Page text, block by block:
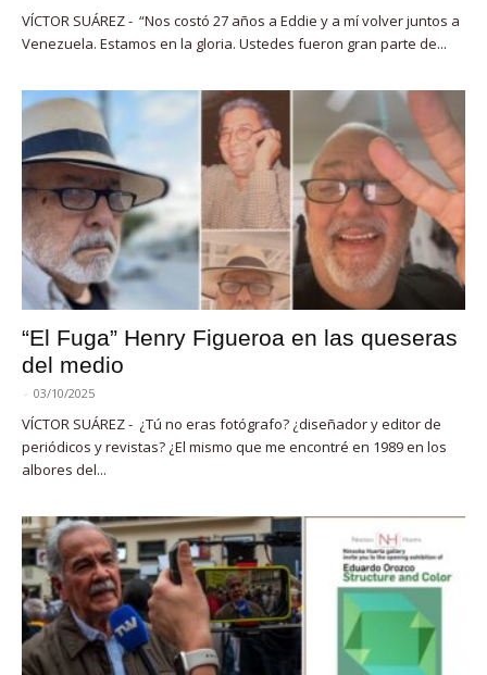
VÍCTOR SUÁREZ - “Nos costó 27 años a Eddie y a mí volver juntos a
Venezuela. Estamos en la gloria. Ustedes fueron gran parte de...
“El Fuga” Henry Figueroa en las queseras
del medio
- 03/10/2025
VÍCTOR SUÁREZ - ¿Tú no eras fotógrafo? ¿diseñador y editor de
periódicos y revistas? ¿El mismo que me encontré en 1989 en los
albores del...